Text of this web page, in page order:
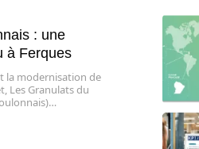
: une
à Ferques
la modernisation de
Les Granulats du